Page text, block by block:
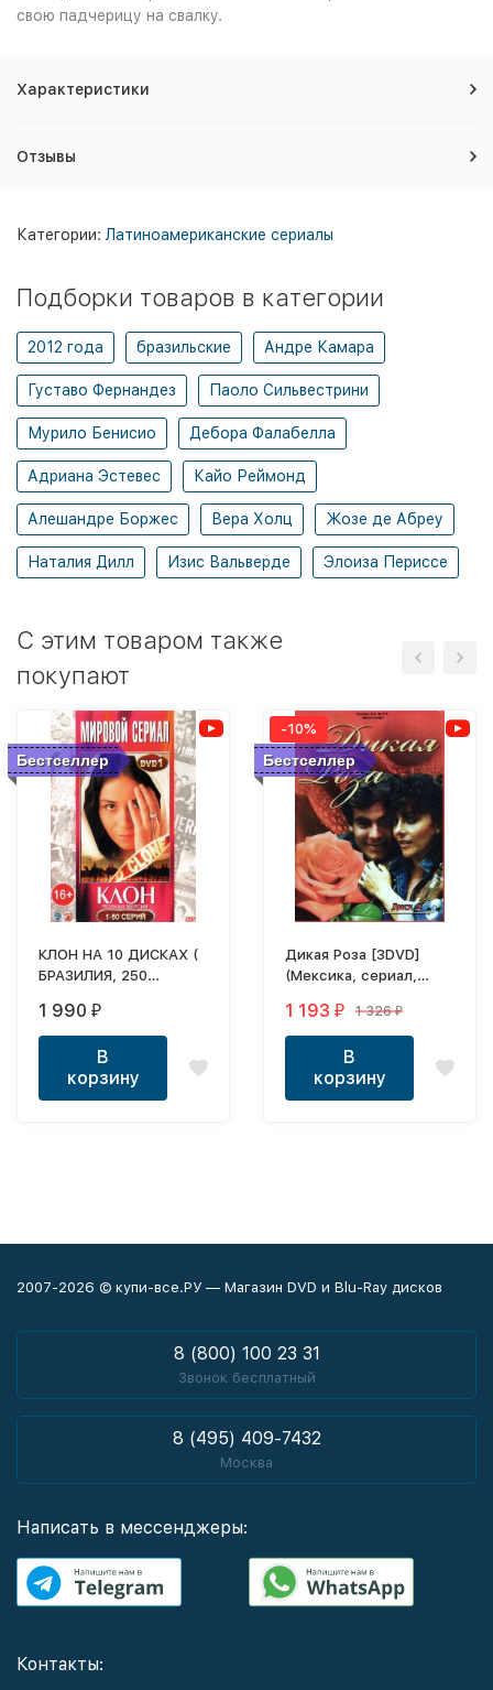
свою падчерицу на свалку.
Характеристики
Отзывы
Категории: Латиноамериканские сериалы
Подборки товаров в категории
2012 года бразильские Андре Камара
Густаво Фернандез Паоло Сильвестрини
Мурило Бенисио Дебора Фалабелла
Адриана Эстевес Кайо Реймонд
Алешандре Боржес Вера Холц Жозе де Абреу
Наталия Дилл Изис Вальверде Элоиза Периссе
C этим товаром также
покупают
Бестселлер
КЛОН НА 10 ДИСКАХ (
БРАЗИЛИЯ, 250
ВЕРСИЯ)
1 990 ₽
В
корзину
Бестселлер
-10%
Дикая Роза [3DVD]
(Мексика, сериал,
1 193 ₽ 1 326₽
В
корзину
2007-2026 © купи-все.РУ — Магазин DVD и Blu-Ray дисков
8 (800) 100 23 31
Звонок бесплатный
8 (495) 409-7432
Москва
Написать в мессенджеры:
Контакты: